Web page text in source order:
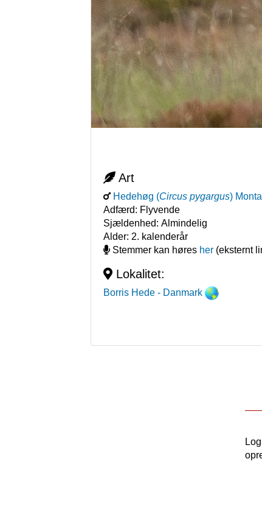
Art
Hedehøg (Circus pygargus)
Adfærd: Flyvende
Sjældenhed:Almindelig
Alder: 2. kalenderår
Stemmer kan høres her (eksternt
Lokalitet:
Borris Hede - Danmark